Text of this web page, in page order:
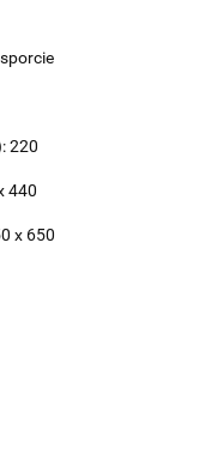
220
440
x 650